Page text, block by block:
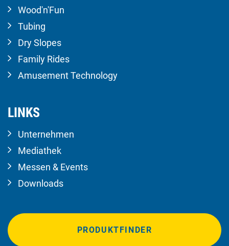
Wood'n'Fun
Tubing
Dry Slopes
Family Rides
Amusement Technology
LINKS
Unternehmen
Mediathek
Messen & Events
Downloads
PRODUKTFINDER